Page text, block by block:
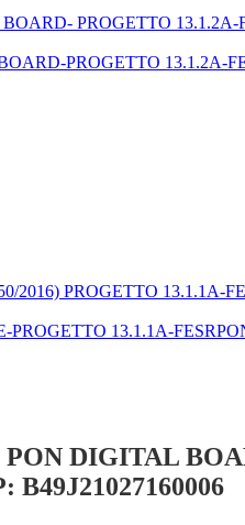
BOARD- PROGETTO
PROGETTO 13.1.2A-
2016) PROGETTO
13.1.1A-
DIGITAL
B49J21027160006